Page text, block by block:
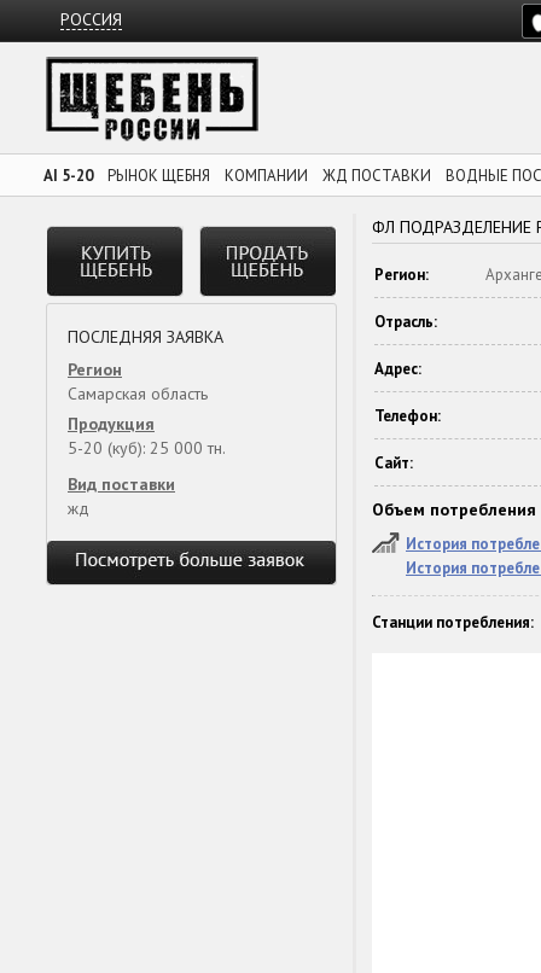
РОССИЯ
AI 5-20 РЫНОК ЩЕБНЯ КОМПАНИИ ЖД ПОСТАВКИ ВОДНЫЕ
ПОСЛЕДНЯЯ ЗАЯВКА
Регион
Самарская область
Продукция
5-20 (куб): 25 000 тн.
Вид поставки
жд
ФЛ ПОДРАЗДЕЛЕНИЕ
Регион:
Отрасль:
Адрес:
Телефон:
Сайт:
Объем
История
История
Станции потребления: